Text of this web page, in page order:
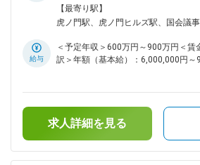
◇法律相談に対する法的アドバイス
報（取適法、フリーランス法、著作
ポレートガバナンス推進、内部統制
務改善施策の検討・推進 ※リーガルテ
◇M＆Aに関する法務支援（子会社再
請、登記事項証明書対応 ◇契約書の
電子署名対応、インサイダー取引管理 ■魅力： ＜プロフェ
ショナルとしての成長＞ ◎会社の文
れるため、高い専門性の発揮とビジ
虎の門駅受動喫煙対策：屋内全面禁
る事業所（リモートワーク含む）
【最寄り駅】
虎ノ門駅、虎ノ門ヒルズ駅、国会議
給与
＜予定年収＞600万円～900万円＜賃
訳＞年額（基本給）：6,000,000円～
する可能性があります。月給(月額)
す。
求人詳細を見る